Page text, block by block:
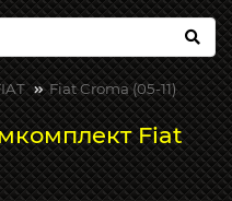
Fiat Croma (05-11)
Fiat